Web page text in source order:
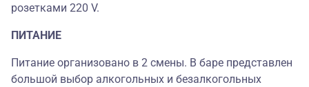
розетками 220 V.
ПИТАНИЕ
Питание организовано в 2 смены. В баре представлен
большой выбор алкогольных и безалкогольных